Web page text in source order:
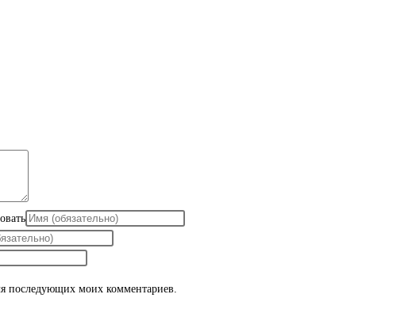
последующих моих комментариев.